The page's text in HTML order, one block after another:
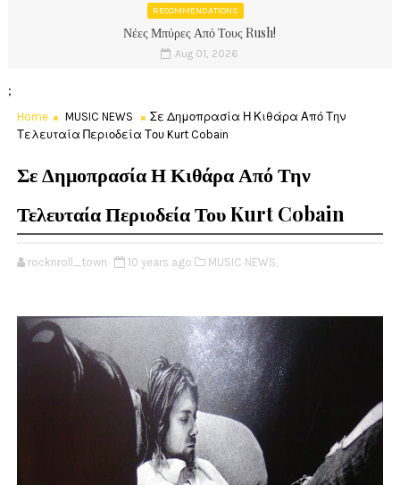
RECOMMENDATIONS
Νέες Μπύρες Από Τους Rush!
Aug 01, 2026
;
Home MUSIC NEWS
Σε Δημοπρασία Η Κιθάρα Από Την
Τελευταία Περιοδεία Του Kurt Cobain
Σε Δημοπρασία Η Κιθάρα Από Την
Τελευταία Περιοδεία Του Kurt Cobain
rocknroll_town 10 years ago MUSIC NEWS,